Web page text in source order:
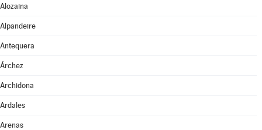
Alozaina
Alpandeire
Antequera
Árchez
Archidona
Ardales
Arenas